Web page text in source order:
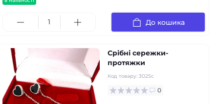
До кошика
Срібні сережки-
протяжки
Код товару: 3025с
0